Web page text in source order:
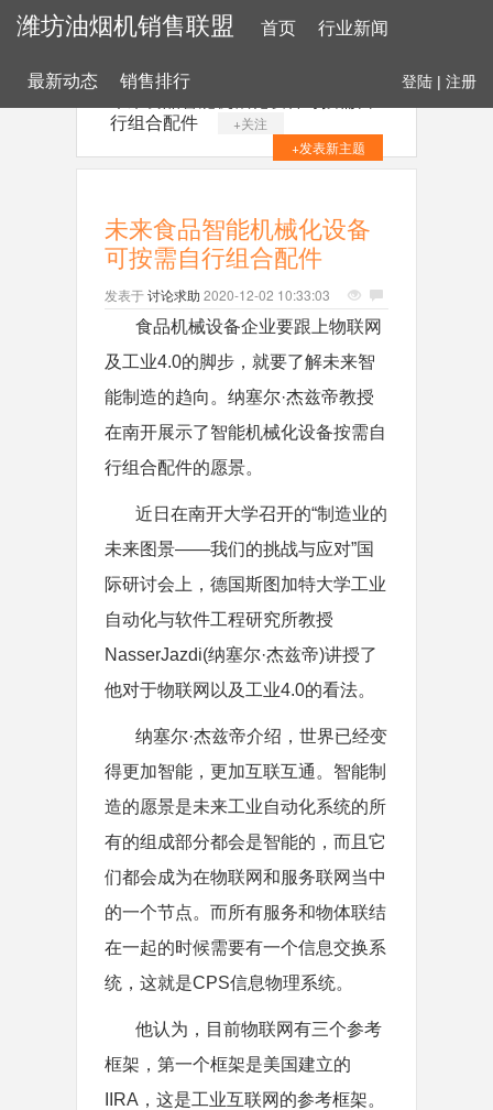
潍坊油烟机销售联盟 首页 行业新闻
最新动态 销售排行 登陆 | 注册
行组合配件
+关注
+发表新主题
未来食品智能机械化设备
可按需自行组合配件
发表于讨论求助 2020-12-02 10:33:03
食品机械设备企业要跟上物联网
及工业4.0的脚步，就要了解未来智
能制造的趋向。纳塞尔·杰兹帝教授
在南开展示了智能机械化设备按需自
行组合配件的愿景。
近日在南开大学召开的“制造业的
未来图景——我们的挑战与应对”国
际研讨会上，德国斯图加特大学工业
自动化与软件工程研究所教授
NasserJazdi(纳塞尔·杰兹帝)讲授了
他对于物联网以及工业4.0的看法。
纳塞尔·杰兹帝介绍，世界已经变
得更加智能，更加互联互通。智能制
造的愿景是未来工业自动化系统的所
有的组成部分都会是智能的，而且它
们都会成为在物联网和服务联网当中
的一个节点。而所有服务和物体联结
在一起的时候需要有一个信息交换系
统，这就是CPS信息物理系统。
他认为，目前物联网有三个参考
框架，第一个框架是美国建立的
IIRA，这是工业互联网的参考框架。